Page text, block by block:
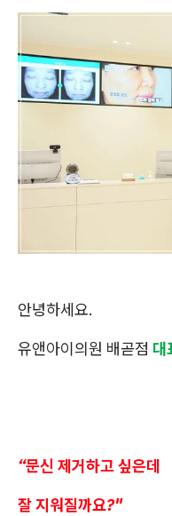
안녕하세요.
유앤아이의원 배곧점 대
“문신 제거하고 싶은데
잘 지워질까요?"